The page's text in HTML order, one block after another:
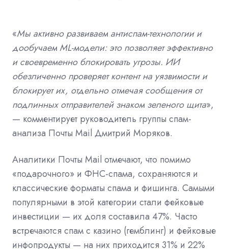
«Мы активно развиваем антиспам-технологии и
дообучаем ML-модели: это позволяет эффективно
и своевременно блокировать угрозы. ИИ
обезличенно проверяет контент на уязвимости и
блокирует их, отдельно отмечая сообщения от
подлинных отправителей знаком зеленого щита»,
— комментирует руководитель группы спам-
анализа Почты Mail Дмитрий Моряков.
Аналитики Почты Mail отмечают, что помимо
«подарочного» и ФНС-спама, сохраняются и
классические форматы спама и фишинга. Самыми
популярными в этой категории стали фейковые
инвестиции — их доля составила 47%. Часто
встречаются спам с казино (гемблинг) и фейковые
инфопродукты — на них приходится 31% и 22%